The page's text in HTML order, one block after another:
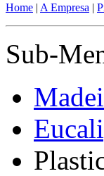
Home | A Empresa |
Sub-